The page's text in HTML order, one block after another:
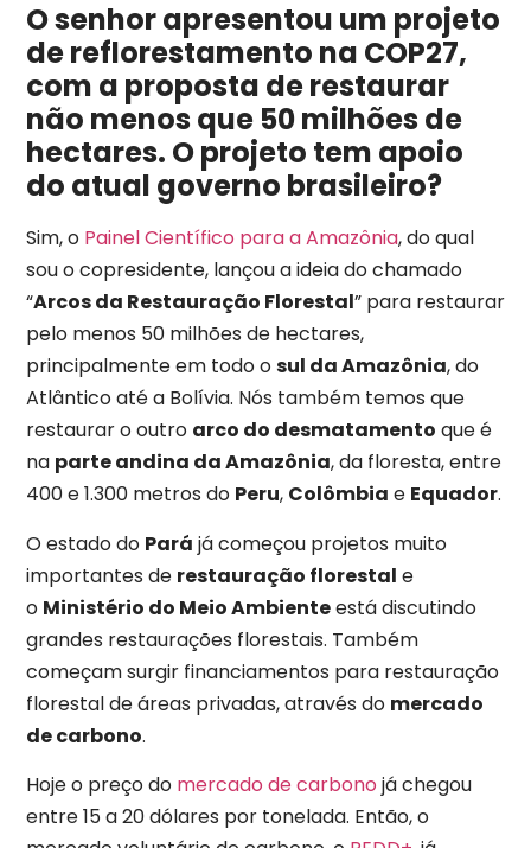
O senhor apresentou um projeto
de reflorestamento na COP27,
com a proposta de restaurar
não menos que 50 milhões de
hectares. O projeto tem apoio
do atual governo brasileiro?
Sim, o Painel Científico para a Amazônia, do qual
sou o copresidente, lançou a ideia do chamado
“Arcos da Restauração Florestal” para restaurar
pelo menos 50 milhões de hectares,
principalmente em todo osul da Amazônia, do
Atlântico até a Bolívia. Nós também temos que
restaurar o outro arco do desmatamento que é
na parte andina da Amazônia, da floresta, entre
400 e 1.300 metros do Peru, Colômbia e Equador.
O estado do Pará já começou projetos muito
importantes de restauração florestal e
o Ministério do Meio Ambienteestá discutindo
grandes restaurações florestais. Também
começam surgir financiamentos para restauração
florestal de áreas privadas, através do mercado
de carbono.
Hoje o preço do mercado de carbono já chegou
entre 15 a 20 dólares por tonelada. Então, o